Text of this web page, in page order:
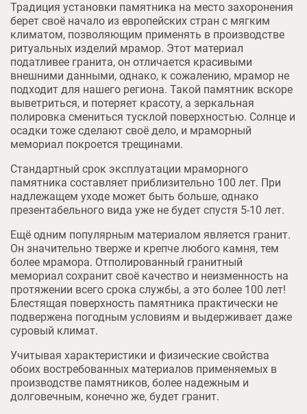
Традиция установки памятника на место захоронения
берет своё начало из европейских стран с мягким
климатом, позволяющим применять в производстве
ритуальных изделий мрамор. Этот материал
податливее гранита, он отличается красивыми
внешними данными, однако, к сожалению, мрамор не
подходит для нашего региона. Такой памятник вскоре
выветриться, и потеряет красоту, а зеркальная
полировка смениться тусклой поверхностью. Солнце и
осадки тоже сделают своё дело, и мраморный
мемориал покроется трещинами.
Стандартный срок эксплуатации мраморного
памятника составляет приблизительно 100 лет. При
надлежащем уходе может быть больше, однако
презентабельного вида уже не будет спустя 5-10 лет.
Ещё одним популярным материалом является гранит.
Он значительно тверже и крепче любого камня, тем
более мрамора. Отполированный гранитный
мемориал сохранит своё качество и неизменность на
протяжении всего срока службы, а это более 100 лет!
Блестящая поверхность памятника практически не
подвержена погодным условиям и выдерживает даже
суровый климат.
Учитывая характеристики и физические свойства
обоих востребованных материалов применяемых в
производстве памятников, более надежным и
долговечным, конечно же, будет гранит.